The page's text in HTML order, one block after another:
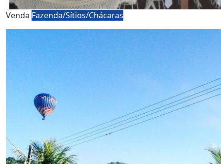
Venda Fazenda/Sítios/Chácaras